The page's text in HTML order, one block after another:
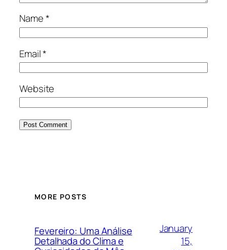
Name*
Email*
Website
MORE POSTS
Fevereiro: Uma Análise
Detalhada do Clima e
January
15,